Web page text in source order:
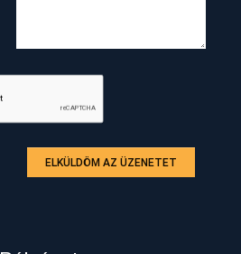
ELKÜLDÖM AZ ÜZENETET